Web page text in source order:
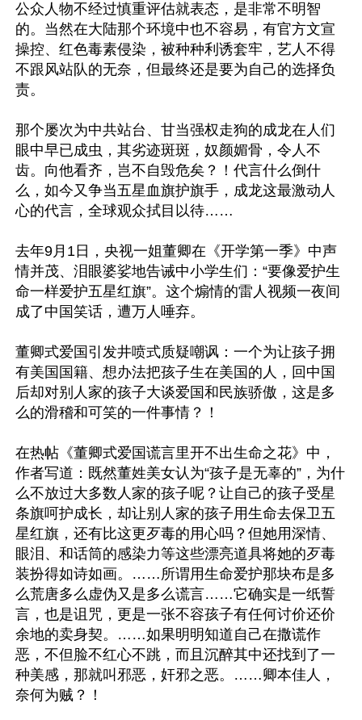
公众人物不经过慎重评估就表态，是非常不明智
的。当然在大陆那个环境中也不容易，有官方文宣
操控、红色毒素侵染，被种种利诱套牢，艺人不得
不跟风站队的无奈，但最终还是要为自己的选择负
责。
那个屡次为中共站台、甘当强权走狗的成龙在人们
眼中早已成虫，其劣迹斑斑，奴颜媚骨，令人不
齿。向他看齐，岂不自毁危矣？！代言什么倒什
么，如今又争当五星血旗护旗手，成龙这最激动人
心的代言，全球观众拭目以待……
去年9月1日，央视一姐董卿在《开学第一季》中声
情并茂、泪眼婆娑地告诫中小学生们：“要像爱护生
命一样爱护五星红旗”。这个煽情的雷人视频一夜间
成了中国笑话，遭万人唾弃。
董卿式爱国引发井喷式质疑嘲讽：一个为让孩子拥
有美国国籍、想办法把孩子生在美国的人，回中国
后却对别人家的孩子大谈爱国和民族骄傲，这是多
么的滑稽和可笑的一件事情？！
在热帖《董卿式爱国谎言里开不出生命之花》中，
作者写道：既然董姓美女认为“孩子是无辜的”，为什
么不放过大多数人家的孩子呢？让自己的孩子受星
条旗呵护成长，却让别人家的孩子用生命去保卫五
星红旗，还有比这更歹毒的用心吗？但她用深情、
眼泪、和话筒的感染力等这些漂亮道具将她的歹毒
装扮得如诗如画。……所谓用生命爱护那块布是多
么荒唐多么虚伪又是多么谎言……它确实是一纸誓
言，也是诅咒，更是一张不容孩子有任何讨价还价
余地的卖身契。……如果明明知道自己在撒谎作
恶，不但脸不红心不跳，而且沉醉其中还找到了一
种美感，那就叫邪恶，奸邪之恶。……卿本佳人，
奈何为贼？！